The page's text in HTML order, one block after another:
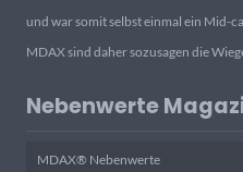
und war somit selbst einmal ein Mid-
MDAX sind daher sozusagen die
Nebenwerte
MDAX® Nebenwerte